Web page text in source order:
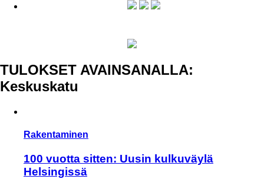
TULOKSET AVAINSANALLA:
Keskuskatu
Rakentaminen
100 vuotta sitten: Uusin kulkuväylä
Helsingissä